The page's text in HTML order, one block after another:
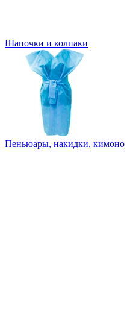
Шапочки и колпаки
Пеньюары, накидки, кимоно